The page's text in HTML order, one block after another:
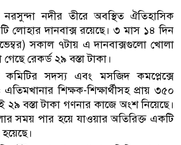
নদীর তীরে অবস্থিত ঐতিহাসিক
লোহার দানবাক্স রয়েছে। ৩ মাস ১৪ দিন
সকাল ৭টায় এ দানবাক্সগুলো খোলা
রেকর্ড ২৯ বস্তা টাকা।
কমিটির সদস্য এবং মসজিদ কমপ্লেক্সে
শিক্ষক-শিক্ষার্থীসহ প্রায় ৩৫০
বস্তা টাকা গণনার কাজে অংশ নিয়েছে।
সময় পার হয়ে যাওয়ার অতিরিক্ত একটি